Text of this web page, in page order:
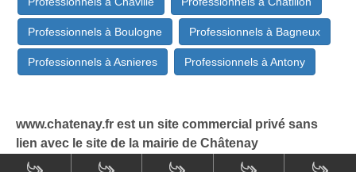
Professionnels à Boulogne Professionnels à Bagneux
Professionnels à Asnieres Professionnels à Antony
www.chatenay.fr est un site commercial privé sans
lien avec le site de la mairie de Châtenay